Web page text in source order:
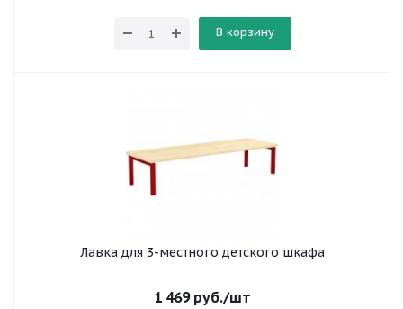
В корзину
Лавка для 3-местного детского шкафа
1 469руб./шт